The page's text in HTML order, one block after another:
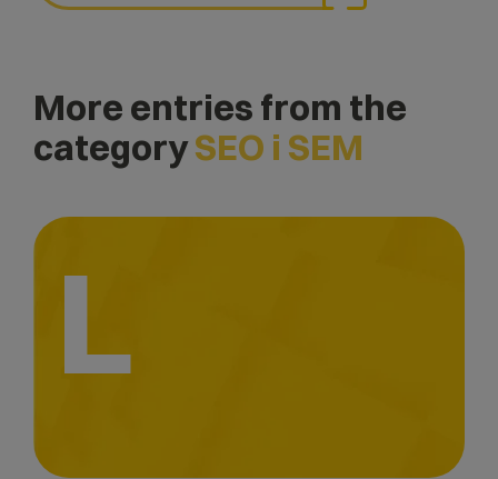
More entries from the
categorySEO i SEM
L